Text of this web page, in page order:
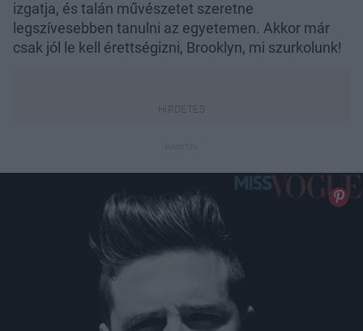
izgatja, és talán művészetet szeretne
legszívesebben tanulni az egyetemen. Akkor már
csak jól le kell érettségizni, Brooklyn, mi szurkolunk!